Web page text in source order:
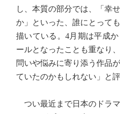
し、本質の部分では、「幸
か」といった、誰にとって
描いている。4月期は平成
ールとなったことも重なり
問いや悩みに寄り添う作品
ていたのかもしれない」と
つい最近まで日本のドラマ